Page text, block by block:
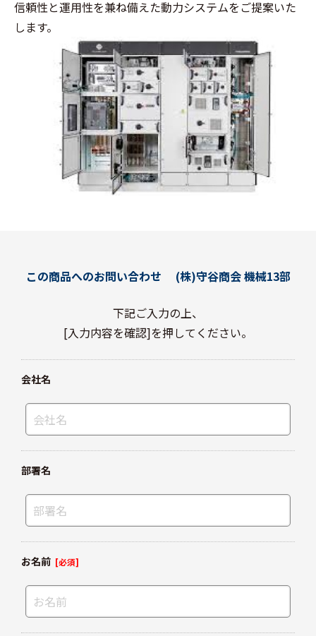
信頼性と運用性を兼ね備えた動力システムをご提案いた
します。
この商品へのお問い合わせ (株)守谷商会 機械13部
下記ご入力の上、
[入力内容を確認]を押してください。
会社名
部署名
お名前 [必須]